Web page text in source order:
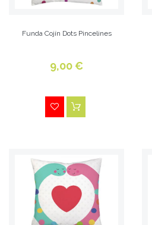
Funda Cojín Dots Pincelines
9,00 €